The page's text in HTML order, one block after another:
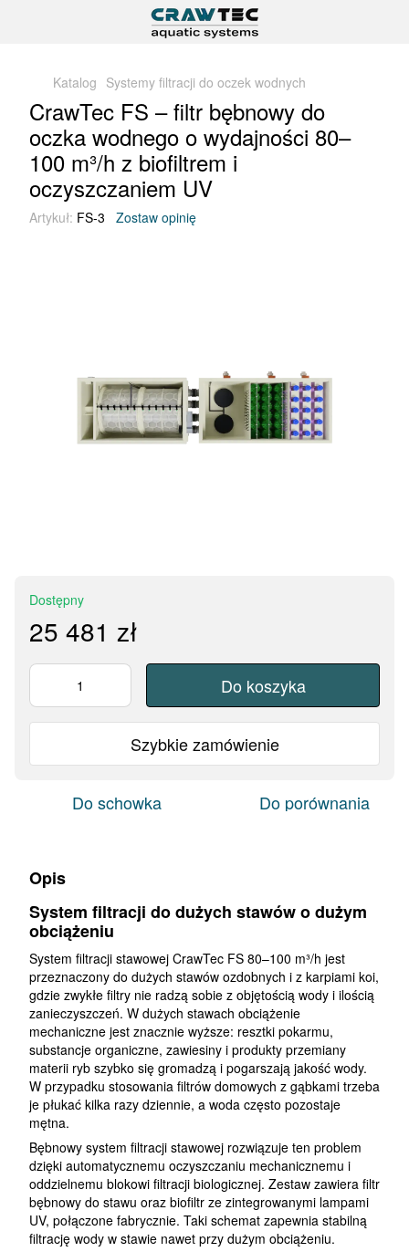
Katalog Systemy filtracji do oczek wodnych
CrawTec FS – filtr bębnowy do
oczka wodnego o wydajności 80–
100 m³/h z biofiltrem i
oczyszczaniem UV
Artykuł: FS-3 Zostaw opinię
Dostępny
25 481 zł
Do koszyka
Szybkie zamówienie
Do schowka Do porównania
Opis
System filtracji do dużych stawów o dużym
obciążeniu
System filtracji stawowej CrawTec FS 80–100 m³/h jest
przeznaczony do dużych stawów ozdobnych i z karpiami koi,
gdzie zwykłe filtry nie radzą sobie z objętością wody i ilością
zanieczyszczeń. W dużych stawach obciążenie
mechaniczne jest znacznie wyższe: resztki pokarmu,
substancje organiczne, zawiesiny i produkty przemiany
materii ryb szybko się gromadzą i pogarszają jakość wody.
W przypadku stosowania filtrów domowych z gąbkami trzeba
je płukać kilka razy dziennie, a woda często pozostaje
mętna.
Bębnowy system filtracji stawowej rozwiązuje ten problem
dzięki automatycznemu oczyszczaniu mechanicznemu i
oddzielnemu blokowi filtracji biologicznej. Zestaw zawiera filtr
bębnowy do stawu oraz biofiltr ze zintegrowanymi lampami
UV, połączone fabrycznie. Taki schemat zapewnia stabilną
filtrację wody w stawie nawet przy dużym obciążeniu.